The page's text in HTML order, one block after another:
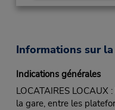
Informations sur
Indications générales
LOCATAIRES LOCAUX
la gare, entre les